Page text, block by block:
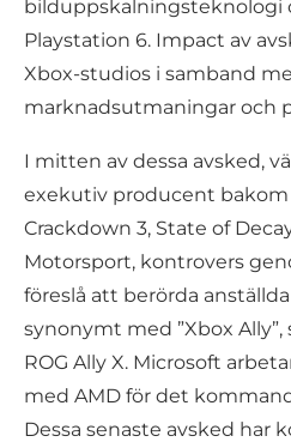
bilduppskalningsteknologi
Playstation 6. Impact av
Xbox-studios i samband
marknadsutmaningar och
I mitten av dessa avsked,
exekutiv producent bakom
Crackdown 3, State of
Motorsport, kontrovers
föreslå att berörda
synonymt med ”Xbox Ally”,
ROG Ally X. Microsoft
med AMD för det
Dessa senaste avsked har